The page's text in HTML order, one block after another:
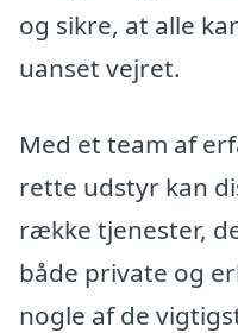
og sikre, at alle
uanset vejret.
Med et team af
rette udstyr kan
række tjenester,
både private og
nogle af de